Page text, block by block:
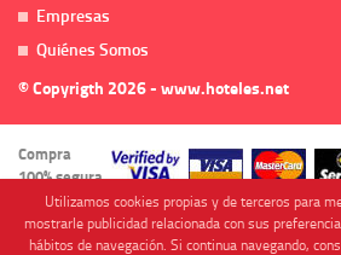
Empresas
Quiénes Somos
© Copyrigth 2026 - www.hoteles.net
Compra
100% segura
Utilizamos cookies propias y de terceros para
mostrarle publicidad relacionada con sus
hábitos de navegación. Si continua navegando,